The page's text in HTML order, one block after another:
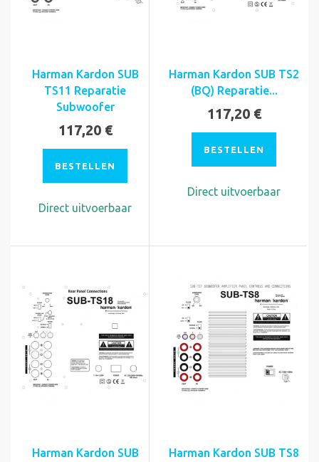
Harman Kardon SUB
TS11 Reparatie
Subwoofer
117,20 €
BESTELLEN
Direct uitvoerbaar
Harman Kardon SUB TS2
(BQ) Reparatie...
117,20 €
BESTELLEN
Direct uitvoerbaar
Harman Kardon SUB
Harman Kardon SUB TS8